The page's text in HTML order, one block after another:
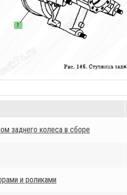
заднего колеса в сборе
и роликами